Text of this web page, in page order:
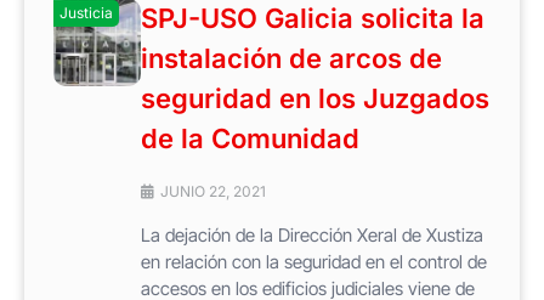
Justicia
SPJ-USO Galicia solicita la
instalación de arcos de
seguridad en los Juzgados
de la Comunidad
JUNIO 22, 2021
La dejación de la Dirección Xeral de Xustiza
en relación con la seguridad en el control de
accesos en los edificios judiciales viene de